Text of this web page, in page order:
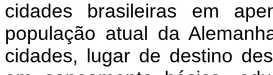
cidades brasileiras em
população atual da
cidades, lugar de destino